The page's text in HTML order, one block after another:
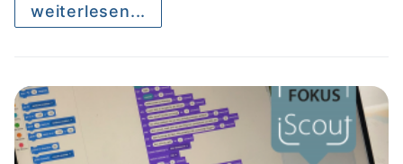
weiterlesen...